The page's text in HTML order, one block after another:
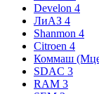
Develon 4
ЛиАЗ 4
Shanmon 4
Citroen 4
Коммаш
SDAC 3
RAM 3